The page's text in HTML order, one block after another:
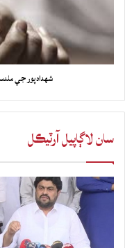
شهدادپور جي
سان لاڳاپيل آرٽيڪل